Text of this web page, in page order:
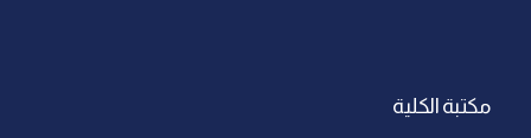
مكتبة الكلية